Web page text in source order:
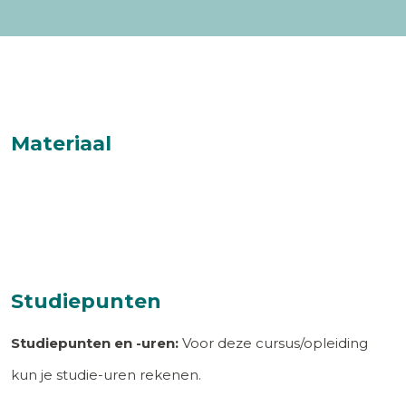
Materiaal
Studiepunten
Studiepunten en -uren: Voor deze cursus/opleiding
kun je studie-uren rekenen.